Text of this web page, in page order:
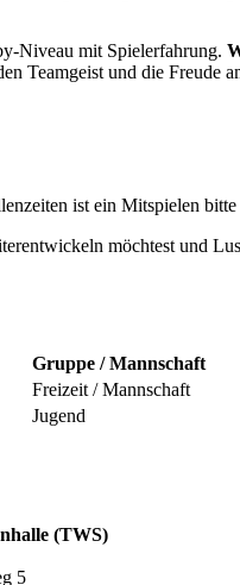
Niveau mit Spielerfahrung.
Teamgeist und die Freude
ist ein Mitspielen bitte
möchtest und
Gruppe / Mannschaft
Freizeit / Mannschaft
Jugend
(TWS)
5